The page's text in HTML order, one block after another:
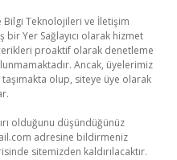
Bilgi Teknolojileri ve İletişim
bir Yer Sağlayıcı olarak hizmet
proaktif olarak denetleme
Ancak, üyelerimiz
olup, siteye üye olarak
olduğunu düşündüğünüz
adresine bildirmeniz
sitemizden kaldırılacaktır.